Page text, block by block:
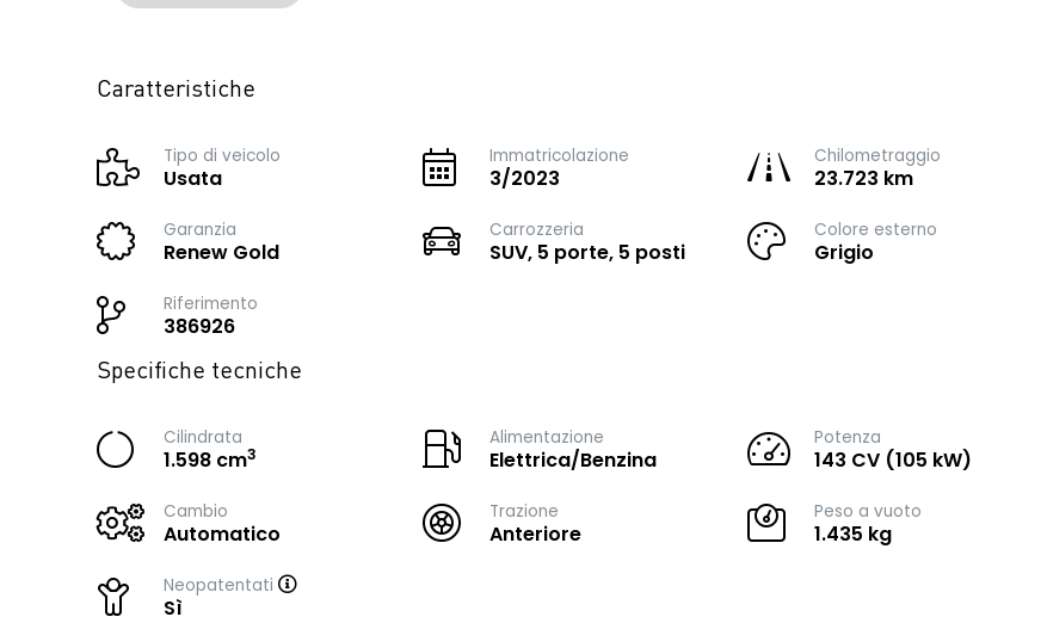
Caratteristiche
Tipo di veicolo
Usata
Immatricolazione
3/2023
Chilometraggio
23.723 km
Garanzia
Renew Gold
Carrozzeria
SUV, 5 porte, 5 posti
Colore esterno
Grigio
Riferimento
386926
Specifiche tecniche
Cilindrata
1.598 cm3
Alimentazione
Elettrica/Benzina
Potenza
143 CV (105 kW)
Cambio
Automatico
Trazione
Anteriore
Peso a vuoto
1.435 kg
Neopatentati
Sì